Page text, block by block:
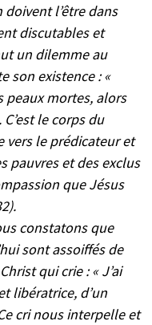
l’être dans
discutables et
un dilemme au
son existence : «
peaux mortes, alors
le corps du
vers le prédicateur et
pauvres et des exclus
que Jésus
constatons que
sont assoiffés de
qui crie : « J’ai
libératrice, d’un
cri nous interpelle et